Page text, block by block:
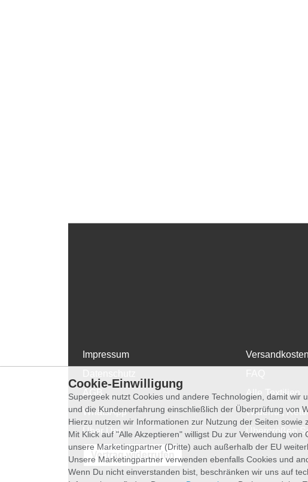
Impressum
WhatsApp
Über Uns
Versandkosten
Alle Textilien
Widerruf,
Übergrößen
Vertrag widerrufen
Cookie-Einwilligung
Supergeek nutzt Cookies und andere Technologien, damit
und die Kundenerfahrung einschließlich der Überprüfung von
Hierzu nutzen wir Informationen zur Nutzung der Seiten sowie
Mit Klick auf "Alle Akzeptieren" willigst Du zur Verwendung
unsere Marketingpartner (Dritte) auch außerhalb der EU
Unsere Marketingpartner verwenden ebenfalls Cookies und
Wenn Du nicht einverstanden bist, beschränken wir uns auf